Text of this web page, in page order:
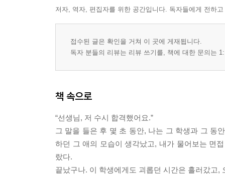
만약 공부를 연인이라 부를 수 있다면
저자, 역자, 편집자를 위한 공간입니다. 독자들에게 전하
접수된 글은 확인을 거쳐 이 곳에 게재됩니다.
독자 분들의 리뷰는 리뷰 쓰기를, 책에 대한 문의는
책 속으로
“선생님, 저 수시 합격했어요.”
그 말을 들은 후 몇 초 동안, 나는 그 학생과 그 동
하던 그 애의 모습이 생각났고, 내가 물어보는 면
랐다.
끝났구나. 이 학생에게도 괴롭던 시간은 흘러갔고